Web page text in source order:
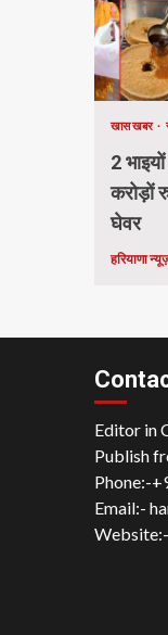
खास खबर
2
करोड़ों
घेवर
हरियाणा
Editor in
Publish
Phone:-
Email:-
Website:-